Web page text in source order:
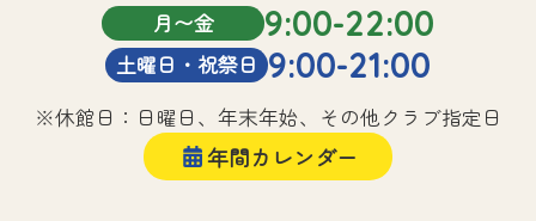
月〜金 9:00-22:00
土曜日・祝祭日 9:00-21:00
※休館日：日曜日、年末年始、その他クラブ指定日
年間カレンダー